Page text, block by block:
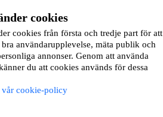
cookies
cookies från första och tredje part för att
användarupplevelse, mäta publik och
annonser. Genom att använda
du att cookies används för dessa
vår cookie-policy